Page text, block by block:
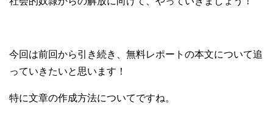
今回は前回から引き続き、無料レポートの本文について追
っていきたいと思います！
特に文章の作成方法についてですね。